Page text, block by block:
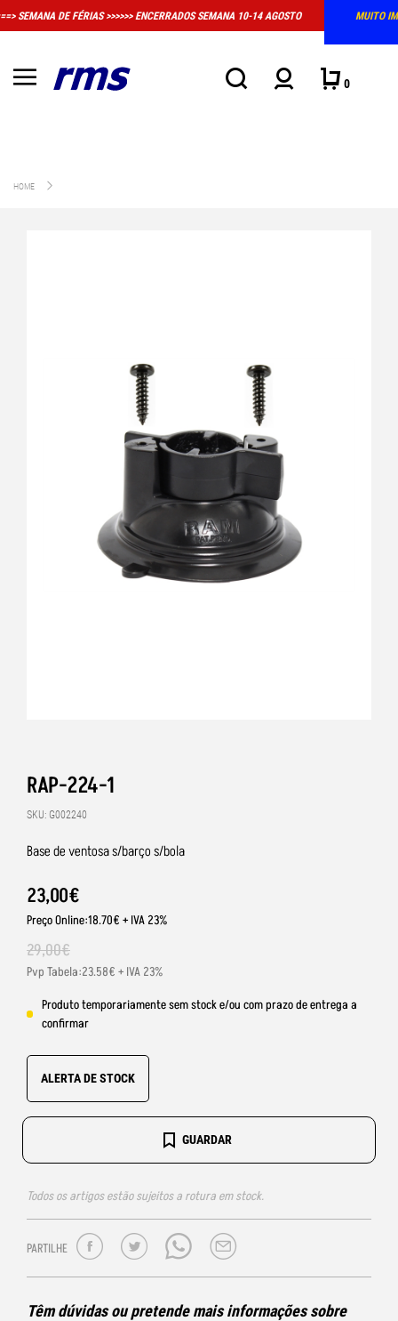
MUITO IMPORTANTE: A LOJA FÍSICA EM MASSAMÁ DEIXOU DE TER HORÁRIO
CONVENCIONAL DE ATENDIMENTO
0
HOME
RAP-224-1
SKU: G002240
Base de ventosa s/barço s/bola
23,00€
Preço Online:18.70€ + IVA 23%
29,00€
Pvp Tabela:23.58€ + IVA 23%
Produto temporariamente sem stock e/ou com prazo de entrega a
confirmar
ALERTA DE STOCK
GUARDAR
Todos os artigos estão sujeitos a rotura em stock.
PARTILHE
Têm dúvidas ou pretende mais informações sobre